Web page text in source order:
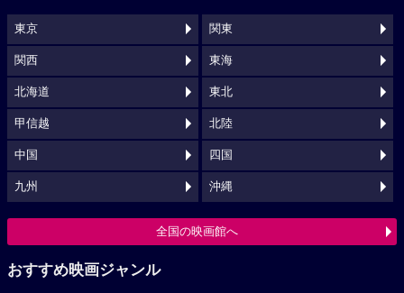
東京 関東
関西 東海
北海道 東北
甲信越 北陸
中国 四国
九州 沖縄
全国の映画館へ
おすすめ映画ジャンル